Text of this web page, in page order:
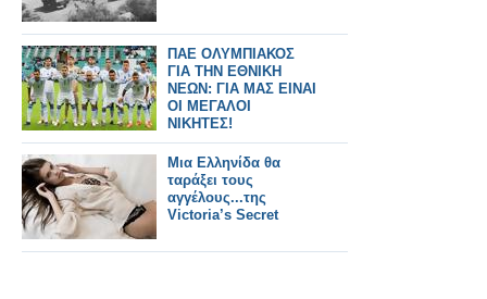
ΠΑΕ ΟΛΥΜΠΙΑΚΟΣ
ΓΙΑ ΤΗΝ ΕΘΝΙΚΗ
ΝΕΩΝ: ΓΙΑ ΜΑΣ ΕΙΝΑΙ
ΟΙ ΜΕΓΑΛΟΙ
ΝΙΚΗΤΕΣ!
Μια Ελληνίδα θα
ταράξει τους
αγγέλους...της
Victoria’s Secret